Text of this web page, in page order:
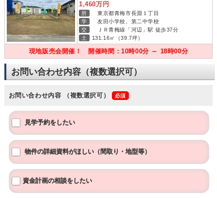
1,460万円
所
東京都青梅市長淵１丁目
学
友田小学校、第二中学校
交
ＪＲ青梅線「河辺」駅 徒歩37分
土
131.16㎡（39.7坪）
現地販売会開催！ 開催時間：10時00分 ～ 18時00分
お問い合わせ内容（複数選択可）
お問い合わせ内容 （複数選択可）
見学予約をしたい
物件の詳細資料がほしい（間取り・地型等）
資金計画の相談をしたい